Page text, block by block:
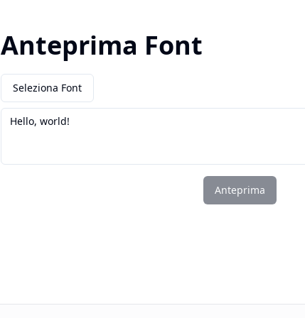
Anteprima Font
Seleziona Font
Anteprima